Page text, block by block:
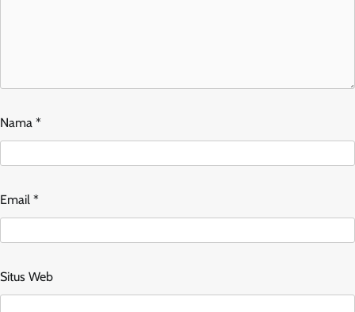
Nama *
Email *
Situs Web